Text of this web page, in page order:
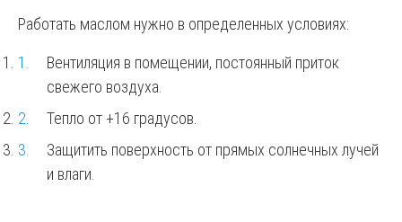
Работать маслом нужно в определенных условиях:
Вентиляция в помещении, постоянный приток
свежего воздуха.
Тепло от +16 градусов.
Защитить поверхность от прямых солнечных лучей
и влаги.